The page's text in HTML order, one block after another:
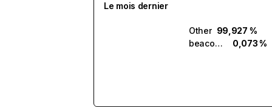
Le mois dernier
Other 99,927 %
beacons.ai
0,073 %